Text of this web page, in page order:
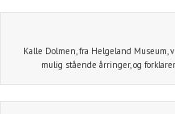
Kalle Dolmen, fra Helgeland
mulig stående årringer, og